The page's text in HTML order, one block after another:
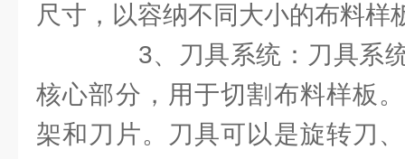
尺寸，以容纳不同大小的布料样
3、刀具系统：刀具系统
核心部分，用于切割布料样板
架和刀片。刀具可以是旋转刀